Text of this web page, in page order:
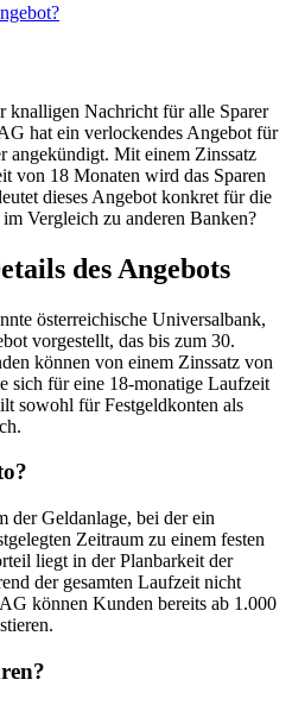
knalligen Nachricht für alle Sparer
hat ein verlockendes Angebot für
angekündigt. Mit einem Zinssatz
von 18 Monaten wird das Sparen
dieses Angebot konkret für die
Vergleich zu anderen Banken?
des Angebots
österreichische Universalbank,
vorgestellt, das bis zum 30.
können von einem Zinssatz von
sich für eine 18-monatige Laufzeit
sowohl für Festgeldkonten als
der Geldanlage, bei der ein
Zeitraum zu einem festen
liegt in der Planbarkeit der
der gesamten Laufzeit nicht
können Kunden bereits ab 1.000